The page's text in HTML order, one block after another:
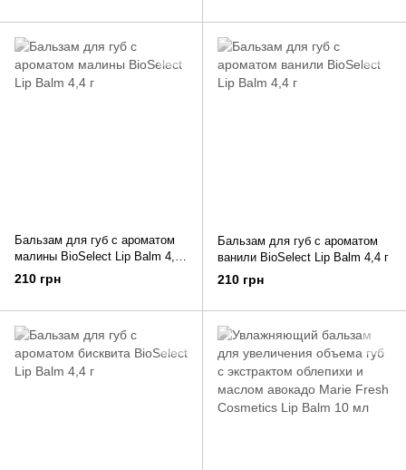
Бальзам для губ c ароматом
малины BioSelect Lip Balm 4,4
г
210 грн
Бальзам для губ c ароматом
ванили BioSelect Lip Balm 4,4 г
210 грн